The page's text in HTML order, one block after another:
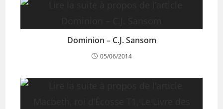
Dominion – C.J. Sansom
05/06/2014